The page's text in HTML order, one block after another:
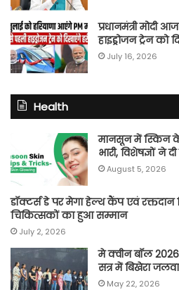
प्रधानमंत्री मोदी
हाइड्रोजन ट्रेन को
July 16, 2026
Health
मानसून में स्किन
भारी, विशेषज्ञों ने
August 5, 2026
डॉक्टर्स डे पर मेगा हेल्थ कैंप एवं
चिकित्सकों का हुआ सम्मान
July 2, 2026
मे क्वीन बॉल 2026
सत्र में बिखेरा जलवा
May 22, 2026